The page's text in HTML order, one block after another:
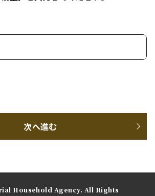
次へ進む
Household Agency. All Rights